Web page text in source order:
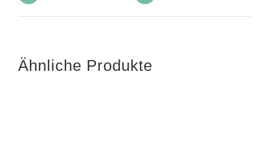
Ähnliche Produkte